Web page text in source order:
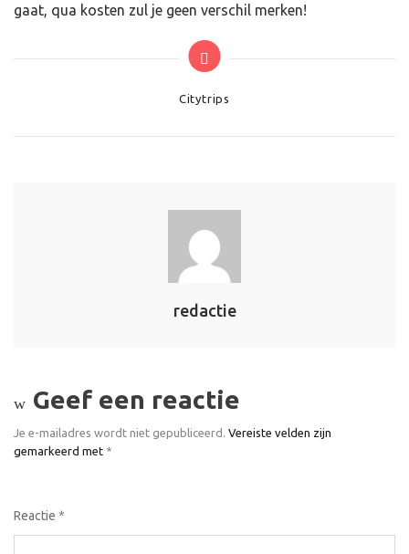
gaat, qua kosten zul je geen verschil merken!
Categories
Citytrips
redactie
Geef een reactie
Je e-mailadres wordt niet gepubliceerd. Vereiste velden zijn
gemarkeerd met *
Reactie *